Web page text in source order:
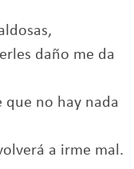
daño me da
que no hay nada
a irme mal.